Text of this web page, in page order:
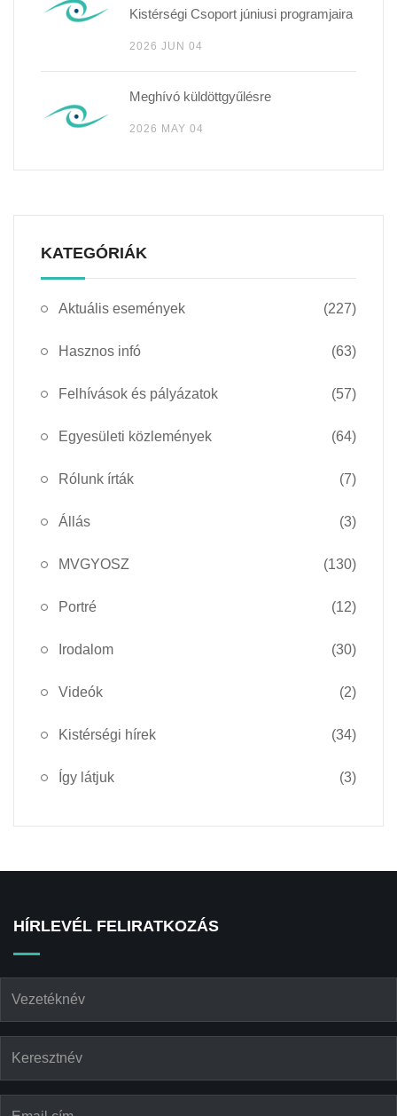
Kistérségi Csoport júniusi programjaira
2026 JUN 04
Meghívó küldöttgyűlésre
2026 MAY 04
KATEGÓRIÁK
Aktuális események (227)
Hasznos infó (63)
Felhívások és pályázatok (57)
Egyesületi közlemények (64)
Rólunk írták (7)
Állás (3)
MVGYOSZ (130)
Portré (12)
Irodalom (30)
Videók (2)
Kistérségi hírek (34)
Így látjuk (3)
HÍRLEVÉL FELIRATKOZÁS